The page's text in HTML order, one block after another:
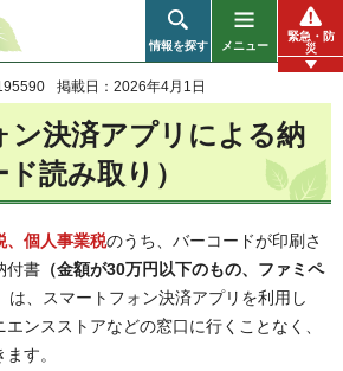
情報を探す メニュー
緊急・防
災
掲載日：2026年4月1日
ン決済アプリによる納
読み取り）
、個人事業税のうち、バーコードが印刷さ
付書 （金額が30万円以下のもの、ファミペ
は、スマートフォン決済アプリを利用し
ンスストアなどの窓口に行くことなく、
す。